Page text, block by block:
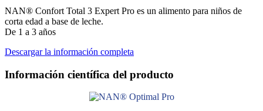
NAN® Confort Total 3 Expert Pro es un alimento para niños de
corta edad a base de leche.
De 1 a 3 años
Descargar la información completa
Información científica del producto